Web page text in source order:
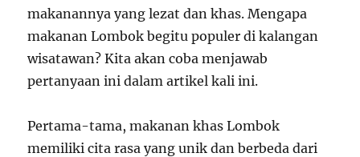
makanannya yang lezat dan khas. Mengapa
makanan Lombok begitu populer di kalangan
wisatawan? Kita akan coba menjawab
pertanyaan ini dalam artikel kali ini.
Pertama-tama, makanan khas Lombok
memiliki cita rasa yang unik dan berbeda dari